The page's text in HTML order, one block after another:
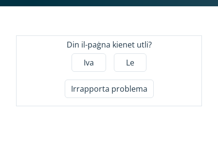
Din il-paġna kienet utli?
Iva
Le
Irrapporta problema